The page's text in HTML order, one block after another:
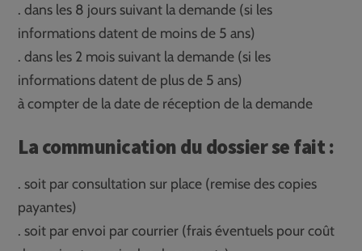
. dans les 8 jours suivant la demande (si les
informations datent de moins de 5 ans)
. dans les 2 mois suivant la demande (si les
informations datent de plus de 5 ans)
à compter de la date de réception de la demande
La communication du dossier se fait :
. soit par consultation sur place (remise des copies
payantes)
. soit par envoi par courrier (frais éventuels pour coût